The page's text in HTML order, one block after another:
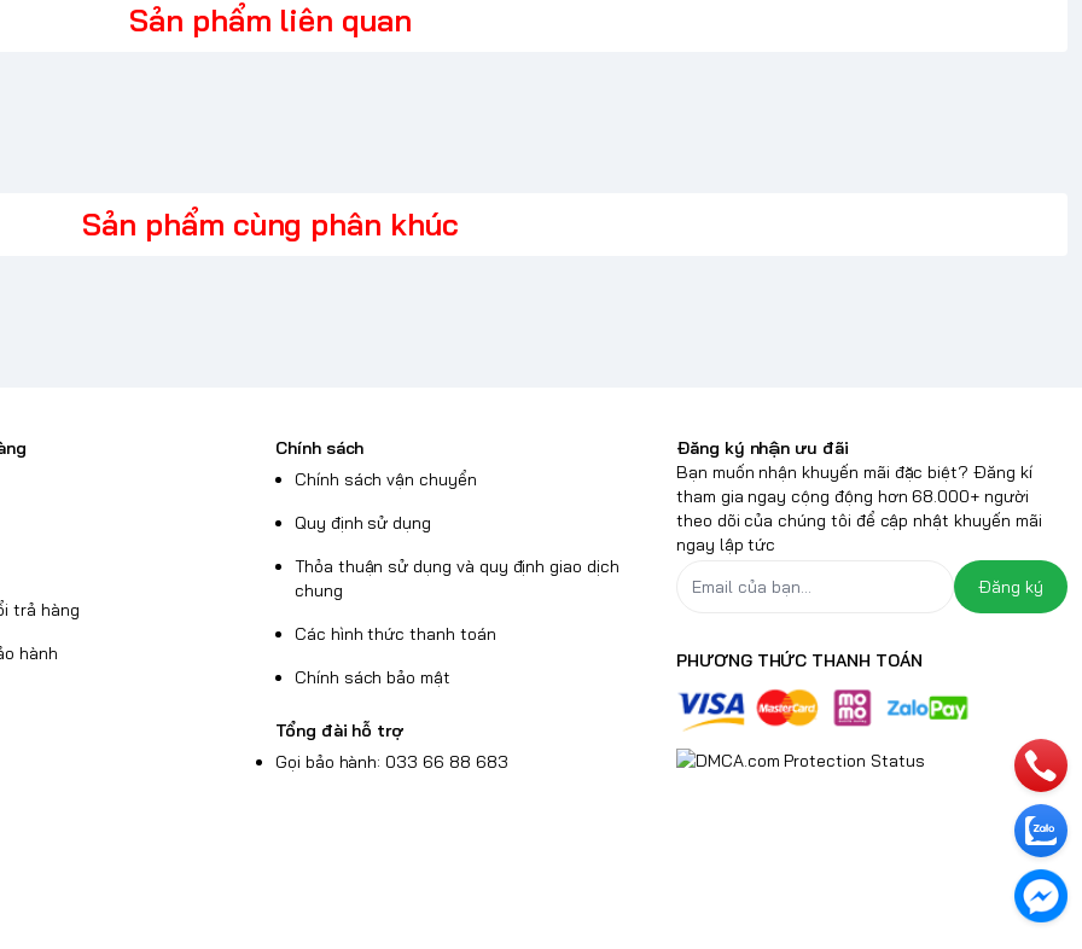
đảm bảo sự linh
dạng cổng kết nối
mang đến sự nam
kim Magie vô cùng
giúp giảm trọng
Sản phẩm liên quan
Sản phẩm cùng phân khúc
trả hàng
hành
Chính sách
Chính sách vận chuyển
Quy định sử dụng
Thỏa thuận sử dụng và quy định giao dịch
chung
Các hình thức thanh toán
Chính sách bảo mật
Tổng đài hỗ trợ
Gọi bảo hành: 033 66 88 683
Đăng ký nhận ưu đãi
Bạn muốn nhận khuyến mãi đặc biệt? Đăng kí
tham gia ngay cộng động hơn 68.000+ người
theo dõi của chúng tôi để cập nhật khuyến mãi
ngay lập tức
Đăng ký
PHƯƠNG THỨC THANH TOÁN